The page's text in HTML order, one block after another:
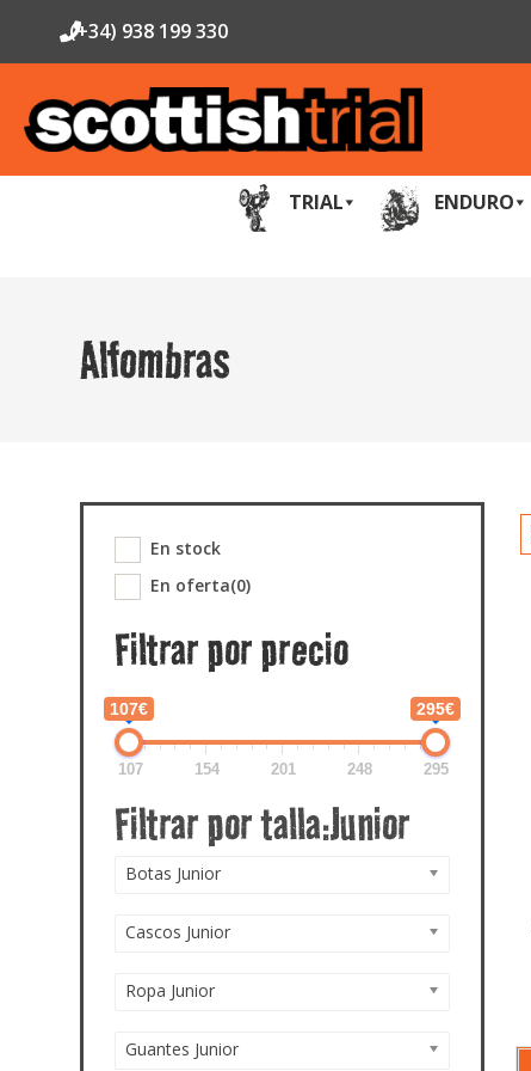
(+34) 938 199 330
TRIAL ENDURO
Alfombras
En stock
En oferta(0)
Filtrar por precio
107€ 295€
107 154 201 248 295
Botas Junior
Cascos Junior
Ropa Junior
Guantes Junior